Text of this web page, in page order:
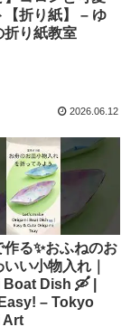
【折り紙】 – ゆ
折り紙教室
2026.06.12
作る✨おふねのお
いい小物入れ｜
Dish 🛶 |
– Tokyo
Art